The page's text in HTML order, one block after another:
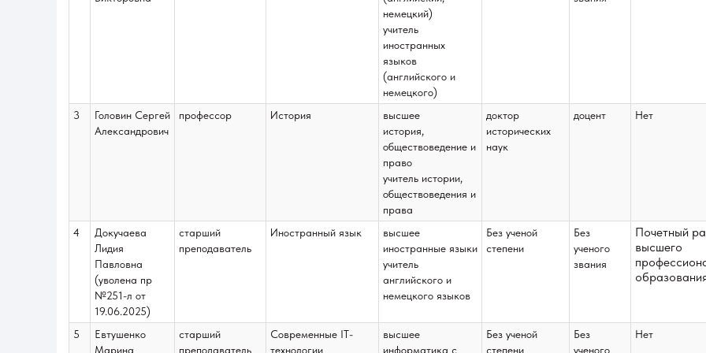
немецкий)
учитель
иностранных
языков
(английского и
немецкого)
3
Головин Сергей
Александрович
профессор История
высшее
история,
обществоведение и
право
учитель истории,
обществоведения и
права
доктор
исторических
наук
доцент Нет
4
Докучаева
Лидия
Павловна
(уволена пр
№251-л от
19.06.2025)
старший
преподаватель
Иностранный язык
высшее
иностранные языки
учитель
английского и
немецкого языков
Без ученой
степени
Без
ученого
звания
Почетный
высшего
5
Евтушенко
Марина
старший
преподаватель
Современные IT-
технологии
высшее
информатика с
Без ученой
степени
Без
ученого
Нет